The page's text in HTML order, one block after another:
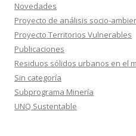
Novedades
Proyecto de análisis socio-
Proyecto Territorios Vulnerables
Publicaciones
Residuos sólidos urbanos en el
Sin categoría
Subprograma Minería
UNQ Sustentable